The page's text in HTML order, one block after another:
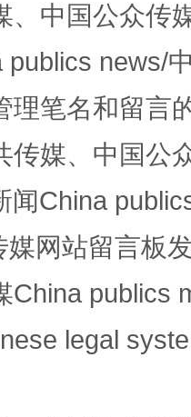
作
、中国公众传
publics news/
理笔名和留言
传媒、中国公
闻China
网站留言板
China publics
legal